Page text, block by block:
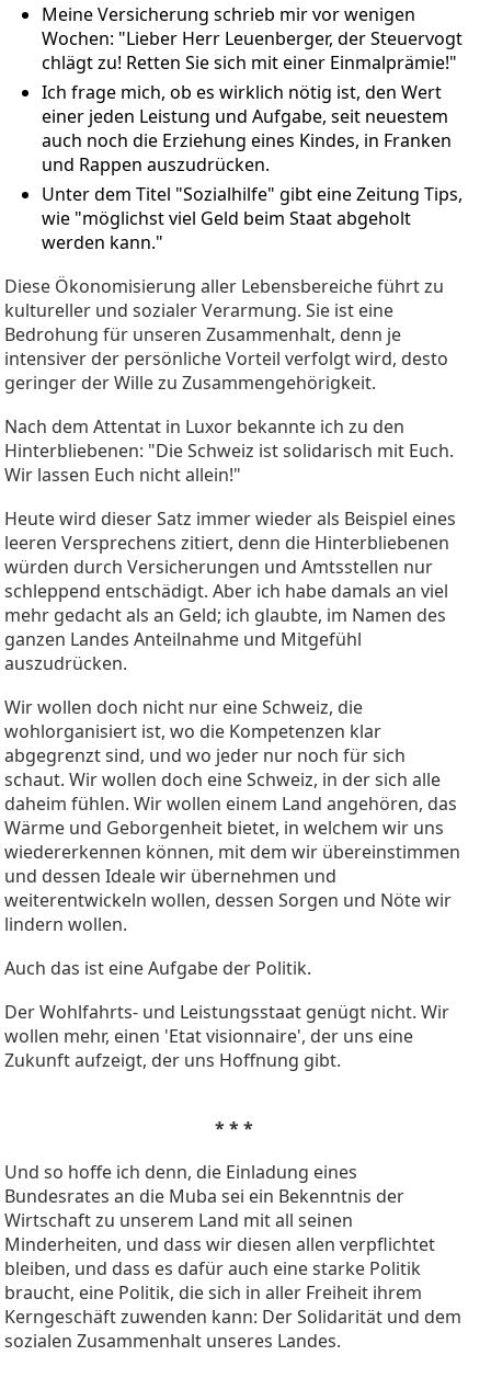
Meine Versicherung schrieb mir vor wenigen
Wochen: "Lieber Herr Leuenberger, der Steuervogt
chlägt zu! Retten Sie sich mit einer Einmalprämie!"
Ich frage mich, ob es wirklich nötig ist, den Wert
einer jeden Leistung und Aufgabe, seit neuestem
auch noch die Erziehung eines Kindes, in Franken
und Rappen auszudrücken.
Unter dem Titel "Sozialhilfe" gibt eine Zeitung Tips,
wie "möglichst viel Geld beim Staat abgeholt
werden kann."
Diese Ökonomisierung aller Lebensbereiche führt zu
kultureller und sozialer Verarmung. Sie ist eine
Bedrohung für unseren Zusammenhalt, denn je
intensiver der persönliche Vorteil verfolgt wird, desto
geringer der Wille zu Zusammengehörigkeit.
Nach dem Attentat in Luxor bekannte ich zu den
Hinterbliebenen: "Die Schweiz ist solidarisch mit Euch.
Wir lassen Euch nicht allein!"
Heute wird dieser Satz immer wieder als Beispiel eines
leeren Versprechens zitiert, denn die Hinterbliebenen
würden durch Versicherungen und Amtsstellen nur
schleppend entschädigt. Aber ich habe damals an viel
mehr gedacht als an Geld; ich glaubte, im Namen des
ganzen Landes Anteilnahme und Mitgefühl
auszudrücken.
Wir wollen doch nicht nur eine Schweiz, die
wohlorganisiert ist, wo die Kompetenzen klar
abgegrenzt sind, und wo jeder nur noch für sich
schaut. Wir wollen doch eine Schweiz, in der sich alle
daheim fühlen. Wir wollen einem Land angehören, das
Wärme und Geborgenheit bietet, in welchem wir uns
wiedererkennen können, mit dem wir übereinstimmen
und dessen Ideale wir übernehmen und
weiterentwickeln wollen, dessen Sorgen und Nöte wir
lindern wollen.
Auch das ist eine Aufgabe der Politik.
Der Wohlfahrts- und Leistungsstaat genügt nicht. Wir
wollen mehr, einen 'Etat visionnaire', der uns eine
Zukunft aufzeigt, der uns Hoffnung gibt.
* * *
Und so hoffe ich denn, die Einladung eines
Bundesrates an die Muba sei ein Bekenntnis der
Wirtschaft zu unserem Land mit all seinen
Minderheiten, und dass wir diesen allen verpflichtet
bleiben, und dass es dafür auch eine starke Politik
braucht, eine Politik, die sich in aller Freiheit ihrem
Kerngeschäft zuwenden kann: Der Solidarität und dem
sozialen Zusammenhalt unseres Landes.